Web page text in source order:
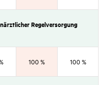
Regel­ver­sor­gung
100 % 100 %